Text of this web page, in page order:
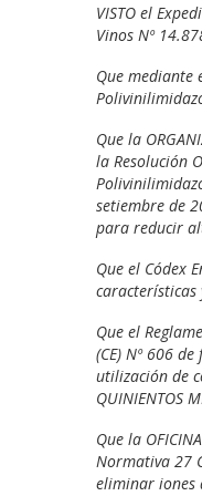
VISTO el
Vinos Nº
Que mediante
Que la
la Resolución
setiembre de
para reducir
Que el Códex
características
Que el
(CE) Nº 606
utilización de
QUINIENTOS
Que la
Normativa 27
eliminar iones